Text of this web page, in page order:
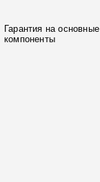
Гарантия на основные
компоненты